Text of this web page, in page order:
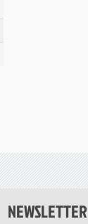
NEWSLETTER